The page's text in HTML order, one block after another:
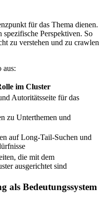
für das Thema dienen.
Perspektiven. So
zu verstehen und zu crawlen
aus:
im Cluster
Autoritätsseite für das
zu Unterthemen und
auf Long-Tail-Suchen und
die mit dem
ausgerichtet sind
als Bedeutungssystem